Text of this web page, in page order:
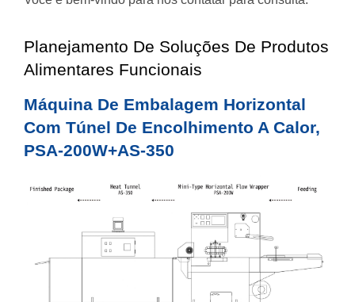
Planejamento De Soluções De Produtos
Alimentares Funcionais
Máquina De Embalagem Horizontal
Com Túnel De Encolhimento A Calor,
PSA-200W+AS-350